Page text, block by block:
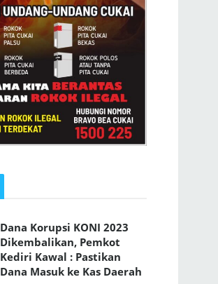
Dana Korupsi KONI 2023
Dikembalikan, Pemkot
Kediri Kawal : Pastikan
Dana Masuk ke Kas Daerah